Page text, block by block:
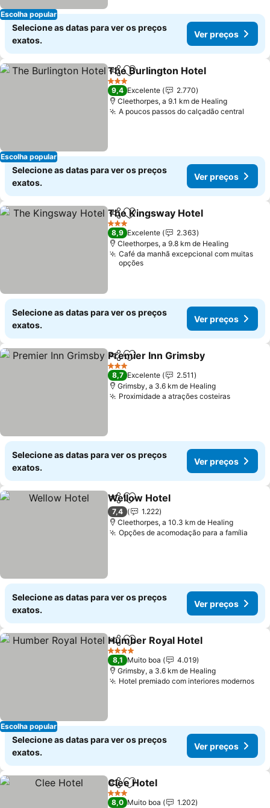
Escolha popular
Selecione as datas para ver os preços
exatos.
Ver preços
Escolha popular
PartilharAdicionar aos favoritos
The Burlington Hotel
3 Estrelas
9,4 Excelente
2.770
Cleethorpes, a 9.1 km de Healing
A poucos passos do calçadão central
Selecione as datas para ver os preços
exatos.
Ver preços
PartilharAdicionar aos favoritos
The Kingsway Hotel
3 Estrelas
8,9 Excelente
2.363
Cleethorpes, a 9.8 km de Healing
Café da manhã excepcional com muitas
opções
Selecione as datas para ver os preços
exatos.
Ver preços
PartilharAdicionar aos favoritos
Premier Inn Grimsby
3 Estrelas
8,7 Excelente
2.511
Grimsby, a 3.6 km de Healing
Proximidade a atrações costeiras
Selecione as datas para ver os preços
exatos.
Ver preços
PartilharAdicionar aos favoritos
Wellow Hotel
7,4
1.222
Cleethorpes, a 10.3 km de Healing
Opções de acomodação para a família
Selecione as datas para ver os preços
exatos.
Ver preços
Escolha popular
PartilharAdicionar aos favoritos
Humber Royal Hotel
4 Estrelas
8,1 Muito boa
4.019
Grimsby, a 3.6 km de Healing
Hotel premiado com interiores modernos
Selecione as datas para ver os preços
exatos.
Ver preços
PartilharAdicionar aos favoritos
Clee Hotel
3 Estrelas
8,0 Muito boa
1.202